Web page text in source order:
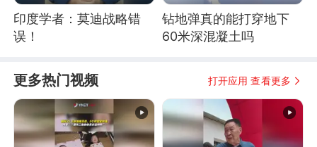
印度学者：莫迪战略错
误！
钻地弹真的能打穿地下
60米深混凝土吗
更多热门视频 打开应用 查看更多